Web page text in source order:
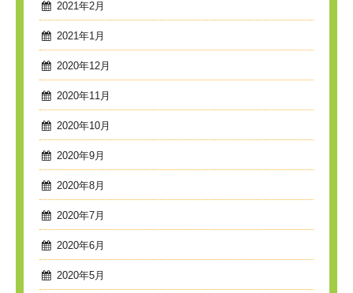
2021年2月
2021年1月
2020年12月
2020年11月
2020年10月
2020年9月
2020年8月
2020年7月
2020年6月
2020年5月